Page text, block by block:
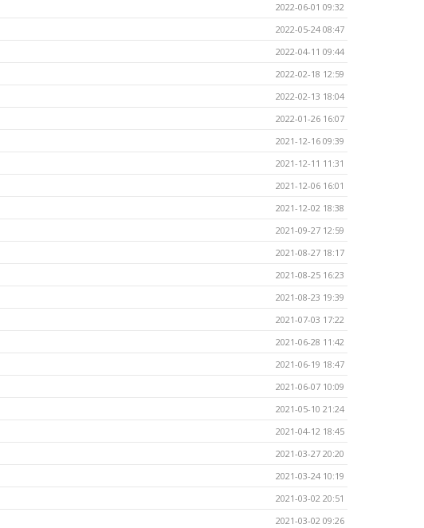
2022-06-01 09:32
2022-05-24 08:47
2022-04-11 09:44
2022-02-18 12:59
2022-02-13 18:04
2022-01-26 16:07
2021-12-16 09:39
2021-12-11 11:31
2021-12-06 16:01
2021-12-02 18:38
2021-09-27 12:59
2021-08-27 18:17
2021-08-25 16:23
2021-08-23 19:39
2021-07-03 17:22
2021-06-28 11:42
2021-06-19 18:47
2021-06-07 10:09
2021-05-10 21:24
2021-04-12 18:45
2021-03-27 20:20
2021-03-24 10:19
2021-03-02 20:51
2021-03-02 09:26